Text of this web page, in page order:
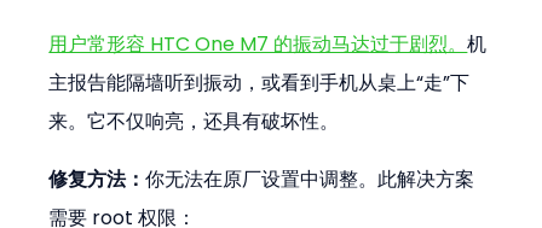
用户常形容 HTC One M7 的振动马达过于剧烈。机
主报告能隔墙听到振动，或看到手机从桌上“走”下
来。它不仅响亮，还具有破坏性。
修复方法：你无法在原厂设置中调整。此解决方案
需要 root 权限：